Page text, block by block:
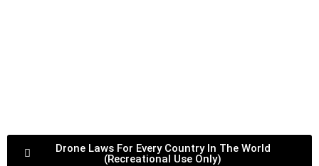
Drone Laws For Every Country In The World
(Recreational Use Only)